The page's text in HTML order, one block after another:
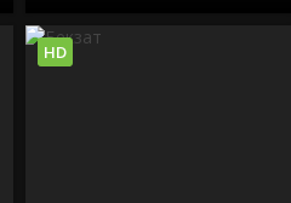
HD